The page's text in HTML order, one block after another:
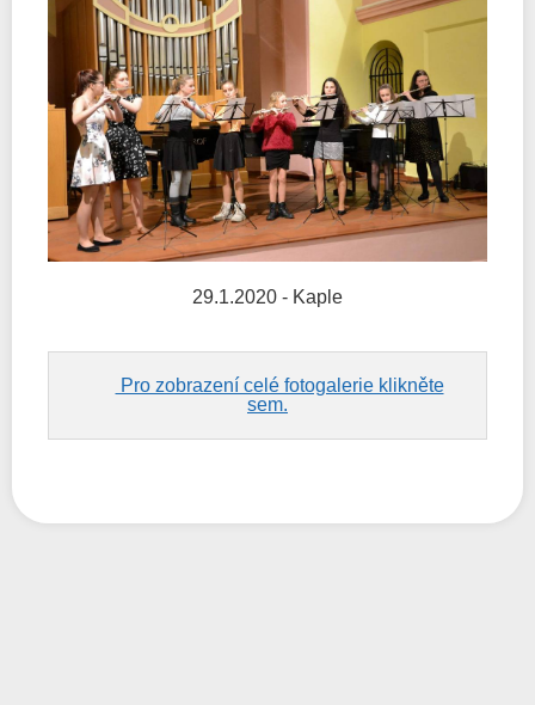
29.1.2020 - Kaple
Pro zobrazení celé fotogalerie klikněte
sem.